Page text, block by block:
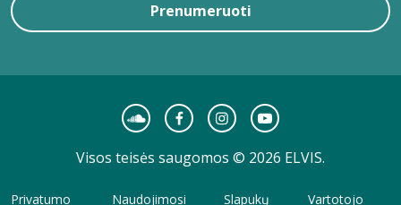
Prenumeruoti
Visos teisės saugomos © 2026 ELVIS.
Privatumo Naudojimosi Slapukų Vartotojo